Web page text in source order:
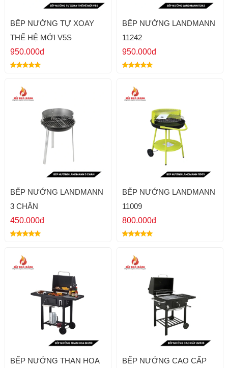
BẾP NƯỚNG TỰ XOAY
THẾ HỆ MỚI V5S
950.000đ
BẾP NƯỚNG LANDMANN
11242
950.000đ
BẾP NƯỚNG LANDMANN
3 CHÂN
450.000đ
BẾP NƯỚNG LANDMANN
11009
800.000đ
BẾP NƯỚNG THAN HOA
BẾP NƯỚNG CAO CẤP